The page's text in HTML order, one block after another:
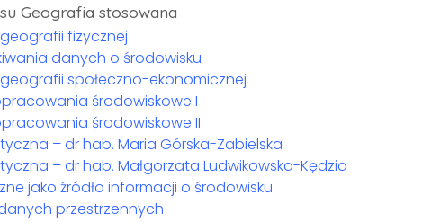
Geografia stosowana
fizycznej
danych o środowisku
społeczno-ekonomicznej
środowiskowe I
środowiskowe II
– dr hab. Maria Górska-Zabielska
– dr hab. Małgorzata Ludwikowska-Kędzia
jako źródło informacji o środowisku
przestrzennych